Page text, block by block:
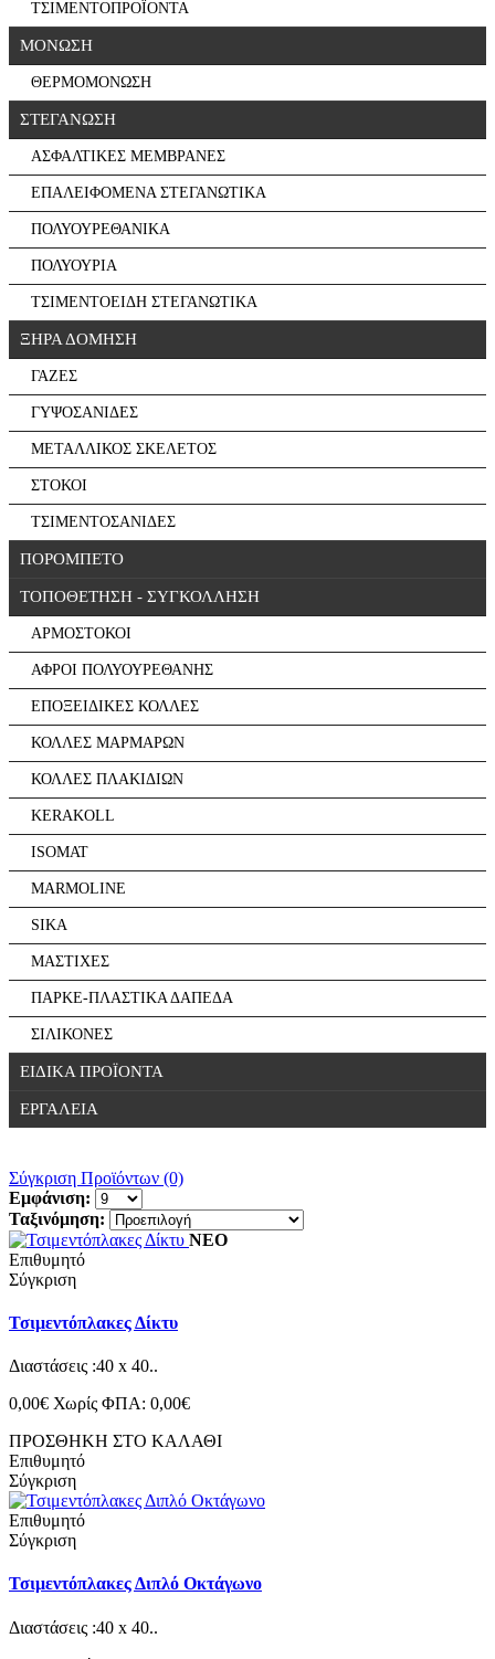
ΤΣΙΜΕΝΤΟΠΡΟΪΟΝΤΑ
ΜΟΝΩΣΗ
ΘΕΡΜΟΜΟΝΩΣΗ
ΣΤΕΓΑΝΩΣΗ
ΑΣΦΑΛΤΙΚΕΣ ΜΕΜΒΡΑΝΕΣ
ΕΠΑΛΕΙΦΟΜΕΝΑ ΣΤΕΓΑΝΩΤΙΚΑ
ΠΟΛΥΟΥΡΕΘΑΝΙΚΑ
ΠΟΛΥΟΥΡΙΑ
ΤΣΙΜΕΝΤΟΕΙΔΗ ΣΤΕΓΑΝΩΤΙΚΑ
ΞΗΡΑ ΔΟΜΗΣΗ
ΓΑΖΕΣ
ΓΥΨΟΣΑΝΙΔΕΣ
ΜΕΤΑΛΛΙΚΟΣ ΣΚΕΛΕΤΟΣ
ΣΤΟΚΟΙ
ΤΣΙΜΕΝΤΟΣΑΝΙΔΕΣ
ΠΟΡΟΜΠΕΤΟ
ΤΟΠΟΘΕΤΗΣΗ - ΣΥΓΚΟΛΛΗΣΗ
ΑΡΜΟΣΤΟΚΟΙ
ΑΦΡΟΙ ΠΟΛΥΟΥΡΕΘΑΝΗΣ
ΕΠΟΞΕΙΔΙΚΕΣ ΚΟΛΛΕΣ
ΚΟΛΛΕΣ ΜΑΡΜΑΡΩΝ
ΚΟΛΛΕΣ ΠΛΑΚΙΔΙΩΝ
KERAKOLL
ISOMAT
MARMOLINE
SIKA
ΜΑΣΤΙΧΕΣ
ΠΑΡΚΕ-ΠΛΑΣΤΙΚΑ ΔΑΠΕΔΑ
ΣΙΛΙΚΟΝΕΣ
ΕΙΔΙΚΑ ΠΡΟΪΟΝΤΑ
ΕΡΓΑΛΕΙΑ
Σύγκριση Προϊόντων (0)
Εμφάνιση:
Ταξινόμηση:
ΝΕΟ
Επιθυμητό
Σύγκριση
Τσιμεντόπλακες Δίκτυ
Διαστάσεις :40 x 40..
0,00€ Χωρίς ΦΠΑ: 0,00€
ΠΡΟΣΘΗΚΗ ΣΤΟ ΚΑΛΑΘΙ
Επιθυμητό
Σύγκριση
Επιθυμητό
Σύγκριση
Τσιμεντόπλακες Διπλό Οκτάγωνο
Διαστάσεις :40 x 40..